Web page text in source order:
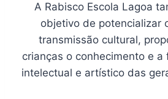
A Rabisco Escola Lagoa
objetivo de potencializar
transmissão cultural,
crianças o conhecimento e
intelectual e artístico das